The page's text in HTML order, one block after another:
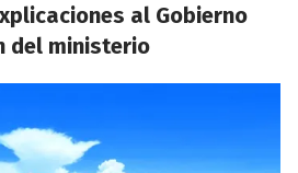
al Gobierno
del ministerio